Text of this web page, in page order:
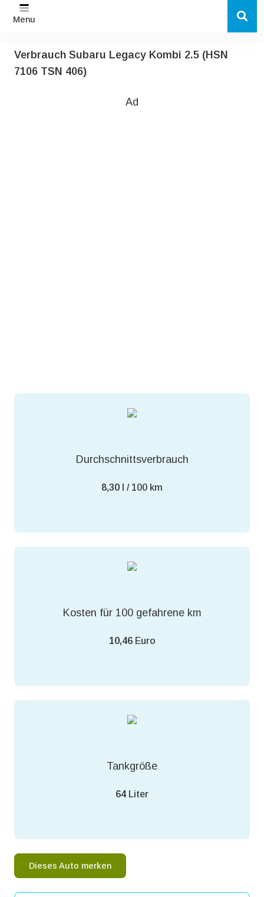
Menu
Verbrauch Subaru Legacy Kombi 2.5 (HSN
7106 TSN 406)
Ad
Durchschnittsverbrauch
8,30 l / 100 km
Kosten für 100 gefahrene km
10,46Euro
Tankgröße
64 Liter
Dieses Auto merken